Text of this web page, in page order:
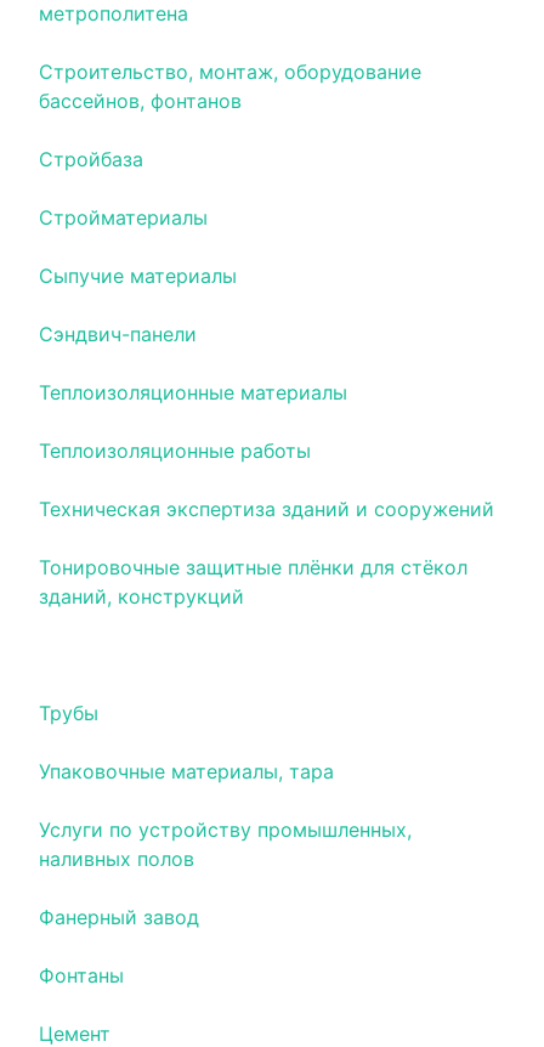
метрополитена
Строительство, монтаж, оборудование
бассейнов, фонтанов
Стройбаза
Стройматериалы
Сыпучие материалы
Сэндвич-панели
Теплоизоляционные материалы
Теплоизоляционные работы
Техническая экспертиза зданий и сооружений
Тонировочные защитные плёнки для стёкол
зданий, конструкций
Трубы
Упаковочные материалы, тара
Услуги по устройству промышленных,
наливных полов
Фанерный завод
Фонтаны
Цемент